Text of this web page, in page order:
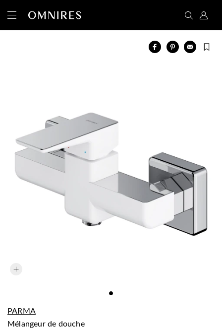
PARMA
mélangeur de douche